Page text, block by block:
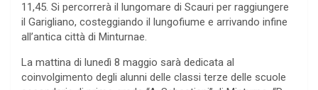
11,45. Si percorrerà il lungomare di Scauri per raggiungere
il Garigliano, costeggiando il lungofiume e arrivando infine
all’antica città di Minturnae.
La mattina di lunedì 8 maggio sarà dedicata al
coinvolgimento degli alunni delle classi terze delle scuole